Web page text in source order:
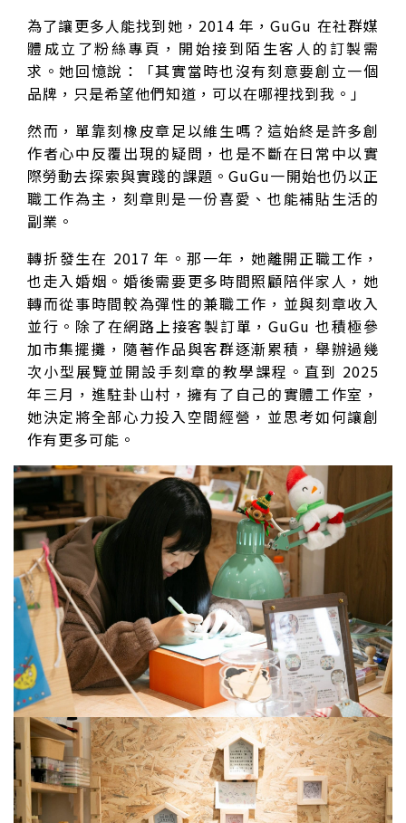
為了讓更多人能找到她，2014 年，GuGu 在社群媒
體成立了粉絲專頁，開始接到陌生客人的訂製需
求。她回憶說：「其實當時也沒有刻意要創立一個
品牌，只是希望他們知道，可以在哪裡找到我。」
然而，單靠刻橡皮章足以維生嗎？這始終是許多創
作者心中反覆出現的疑問，也是不斷在日常中以實
際勞動去探索與實踐的課題。GuGu一開始也仍以正
職工作為主，刻章則是一份喜愛、也能補貼生活的
副業。
轉折發生在 2017 年。那一年，她離開正職工作，
也走入婚姻。婚後需要更多時間照顧陪伴家人，她
轉而從事時間較為彈性的兼職工作，並與刻章收入
並行。除了在網路上接客製訂單，GuGu 也積極參
加市集擺攤，隨著作品與客群逐漸累積，舉辦過幾
次小型展覽並開設手刻章的教學課程。直到 2025
年三月，進駐卦山村，擁有了自己的實體工作室，
她決定將全部心力投入空間經營，並思考如何讓創
作有更多可能。